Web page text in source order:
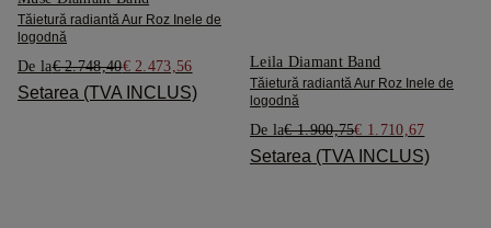
Tăietură radiantă Aur Roz Inele de
logodnă
De la€ 2.748,40€ 2.473,56
Setarea (TVA INCLUS)
Leila Diamant Band
Tăietură radiantă Aur Roz Inele de
logodnă
De la€ 1.900,75€ 1.710,67
Setarea (TVA INCLUS)